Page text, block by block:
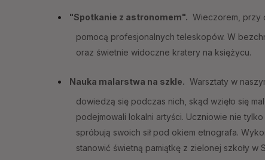
"Spotkanie z astronomem". Wieczorem, przy
pomocą profesjonalnych teleskopów. W
oraz świetnie widoczne kratery na księżycu.
Nauka malarstwa na szkle. Warsztaty w
dowiedzą się podczas nich, skąd wzięło się
podejmowali lokalni artyści. Uczniowie nie
spróbują swoich sił pod okiem etnografa.
stanowić świetną pamiątkę z zielonej szkoły w